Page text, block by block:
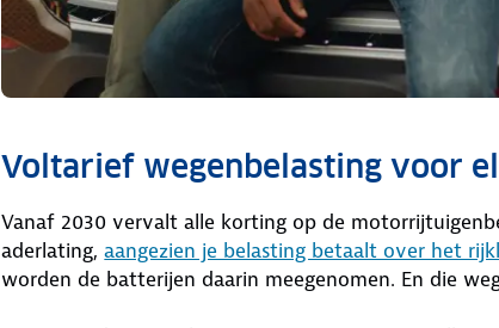
Voltarief wegenbelasting voor
Vanaf 2030 vervalt alle korting op de
aderlating,aangezien je belasting betaalt over het
worden de batterijen daarin meegenomen. En die